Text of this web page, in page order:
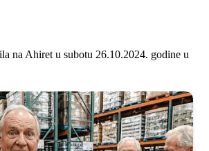
na Ahiret u subotu 26.10.2024. godine u